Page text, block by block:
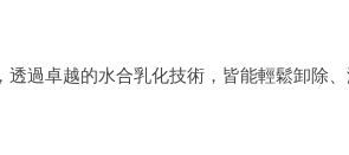
過卓越的水合乳化技術，皆能輕鬆卸除